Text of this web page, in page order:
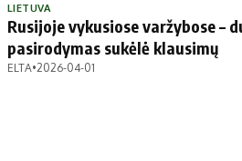
Dirbtinis intelektas
Gineso rekordai
LIETUVA
Rusijoje vykusiose varžybose –
pasirodymas sukėlė klausimų
ELTA•2026-04-01